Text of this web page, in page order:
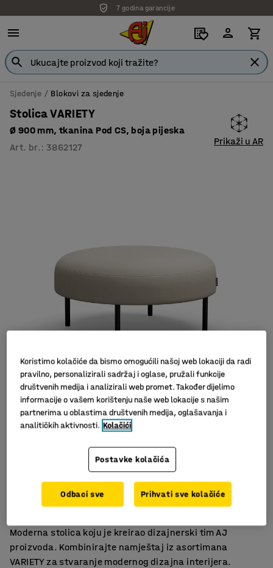
7 godina garancije
Sjedenje Blokovi za sjedenje
Stolica VARIETY
Ø 900 mm, tkanina Pod CS, boja pijeska
Art. br. : 3862127
Prikaži u AR
Slični proizvodi
Za škole i prostore za odmor
Izdržljiv materijal
Noge olakšavaju čišćenje poda
Moderna stolica koju je kreirao dizajnerski tim AJ
proizvoda. Kombinirajte namještaj iz asortimana
VARIETY za stvaranje modernog dizajna interijera.
Koristimo kolačiće da bismo omogućili našoj web lokaciji da radi
pravilno, personalizirali sadržaj i oglase, pružali funkcije
društvenih medija i analizirali web promet. Također dijelimo
informacije o vašem korištenju naše web lokacije s našim
partnerima u oblastima društvenih medija, oglašavanja i
analitičkih aktivnosti. Kolačići
Postavke kolačića
Odbaci sve Prihvati sve kolačiće